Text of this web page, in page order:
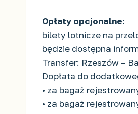
Opłaty opcjonalne:
bilety lotnicze na
będzie dostępna
Transfer: Rzeszów –
Dopłata do
• za bagaż
• za bagaż